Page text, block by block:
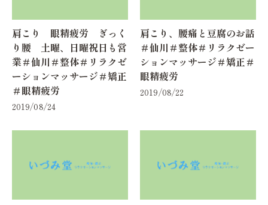
肩こり 眼精疲労 ぎっく
り腰 土曜、日曜祝日も営
業＃仙川＃整体＃リラクゼ
ーションマッサージ＃矯正
＃眼精疲労
2019/08/24
肩こり、腰痛と豆腐のお話
＃仙川＃整体＃リラクゼー
ションマッサージ＃矯正＃
眼精疲労
2019/08/22